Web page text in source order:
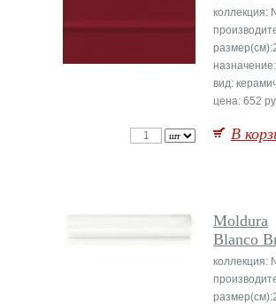
коллекция:
вид:
цена: 652
В
Moldura
Blanco
коллекция: